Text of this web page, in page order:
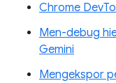
Chrome
Men-debug
Gemini
Mengekspor